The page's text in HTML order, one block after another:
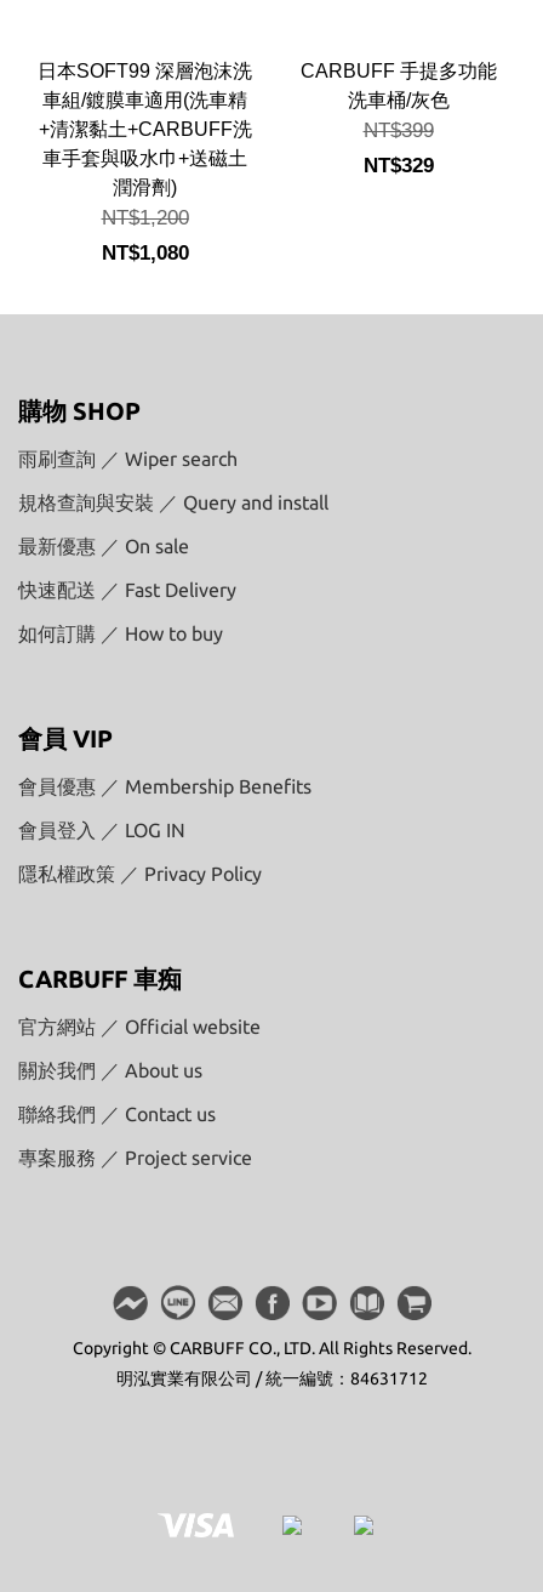
日本SOFT99 深層泡沫洗
車組/鍍膜車適用(洗車精
+清潔黏土+CARBUFF洗
車手套與吸水巾+送磁土
潤滑劑)
NT$1,200
NT$1,080
CARBUFF 手提多功能
洗車桶/灰色
NT$399
NT$329
購物 SHOP
雨刷查詢 ／ Wiper search
規格查詢與安裝 ／ Query and install
最新優惠 ／ On sale
快速配送 ／ Fast Delivery
如何訂購 ／ How to buy
會員 VIP
會員優惠 ／ Membership Benefits
會員登入 ／ LOG IN
隱私權政策 ／ Privacy Policy
CARBUFF 車痴
官方網站 ／ Official website
關於我們 ／ About us
聯絡我們 ／ Contact us
專案服務 ／ Project service
Copyright © CARBUFF CO., LTD. All Rights Reserved.
明泓實業有限公司 / 統一編號：84631712